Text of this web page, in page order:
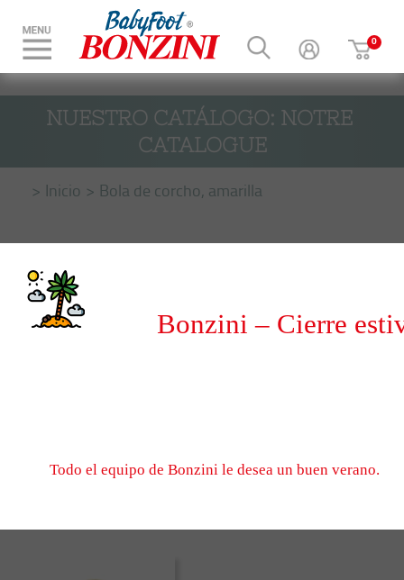
NUESTRO CATÁLOGO: NOTRE
CATALOGUE
Inicio Bola de corcho, amarilla
Bonzini – Cierre
Todo el equipo de Bonzini le desea un buen verano.